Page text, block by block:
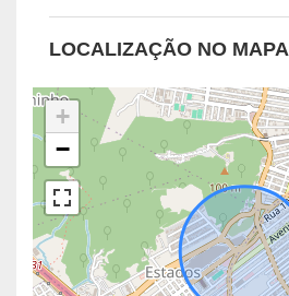
LOCALIZAÇÃO NO MAPA
+
−